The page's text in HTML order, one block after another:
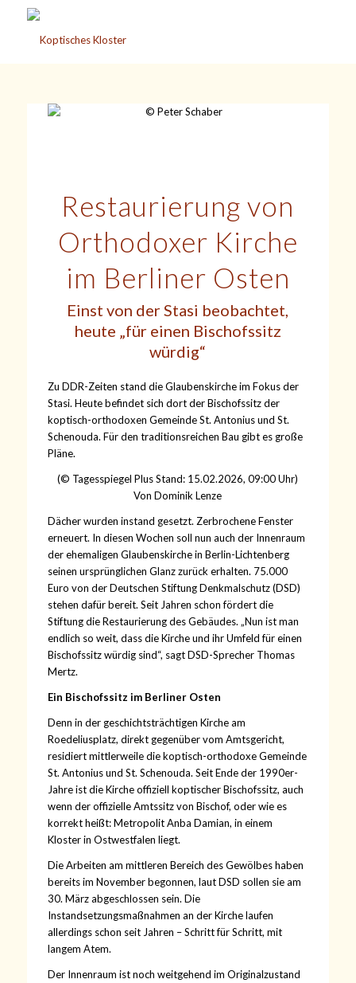
Restaurierung von
Orthodoxer Kirche
im Berliner Osten
Einst von der Stasi beobachtet,
heute „für einen Bischofssitz
würdig“
Zu DDR-Zeiten stand die Glaubenskirche im Fokus der
Stasi. Heute befindet sich dort der Bischofssitz der
koptisch-orthodoxen Gemeinde St. Antonius und St.
Schenouda. Für den traditionsreichen Bau gibt es große
Pläne.
(© Tagesspiegel Plus Stand: 15.02.2026, 09:00 Uhr)
VonDominik Lenze
Dächer wurden instand gesetzt. Zerbrochene Fenster
erneuert. In diesen Wochen soll nun auch der Innenraum
der ehemaligen Glaubenskirche in Berlin-Lichtenberg
seinen ursprünglichen Glanz zurück erhalten. 75.000
Euro von derDeutschen Stiftung Denkmalschutz (DSD)
stehen dafür bereit. Seit Jahren schon fördert die
Stiftung die Restaurierung des Gebäudes. „Nun ist man
endlich so weit, dass die Kirche und ihr Umfeld für einen
Bischofssitz würdig sind“, sagt DSD-Sprecher Thomas
Mertz.
Ein Bischofssitz im Berliner Osten
Denn in der geschichtsträchtigen Kirche am
Roedeliusplatz, direkt gegenüber vom Amtsgericht,
residiert mittlerweile die koptisch-orthodoxe Gemeinde
St. Antonius und St. Schenouda. Seit Ende der 1990er-
Jahre ist die Kirche offiziell koptischer Bischofssitz, auch
wenn der offizielle Amtssitz von Bischof, oder wie es
korrekt heißt: Metropolit Anba Damian, in einem
Kloster in Ostwestfalen liegt.
Die Arbeiten am mittleren Bereich des Gewölbes haben
bereits im November begonnen, laut DSD sollen sie am
30. März abgeschlossen sein. Die
Instandsetzungsmaßnahmen an der Kirche laufen
allerdings schon seit Jahren – Schritt für Schritt, mit
langem Atem.
Der Innenraum ist noch weitgehend im Originalzustand